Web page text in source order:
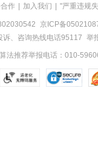
作 加入我们 "严重违规
京ICP备
诉、咨询热线电话95117 举
法推荐举报电话：010-